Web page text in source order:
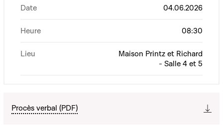
Date 04.06.2026
Heure 08:30
Lieu
Maison Printz et Richard
- Salle 4 et 5
Procès verbal (PDF)